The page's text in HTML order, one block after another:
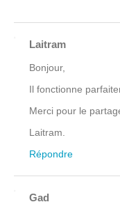
Laitram
Bonjour,
Il fonctionne
Merci pour le
Laitram.
Répondre
Gad